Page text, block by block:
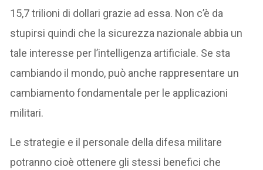
15,7 trilioni di dollari grazie ad essa. Non c’è da
stupirsi quindi che la sicurezza nazionale abbia un
tale interesse per l’intelligenza artificiale. Se sta
cambiando il mondo, può anche rappresentare un
cambiamento fondamentale per le applicazioni
militari.
Le strategie e il personale della difesa militare
potranno cioè ottenere gli stessi benefici che